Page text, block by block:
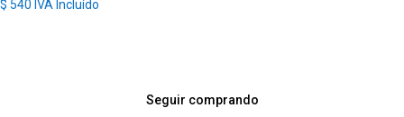
$ 540 IVA Incluído
Seguir comprando